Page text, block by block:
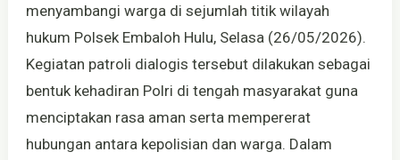
menyambangi warga di sejumlah titik wilayah
hukum Polsek Embaloh Hulu, Selasa (26/05/2026).
Kegiatan patroli dialogis tersebut dilakukan sebagai
bentuk kehadiran Polri di tengah masyarakat guna
menciptakan rasa aman serta mempererat
hubungan antara kepolisian dan warga. Dalam